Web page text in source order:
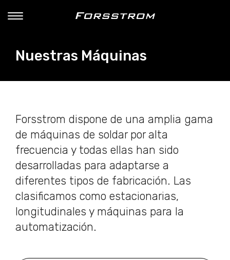
Nuestras Máquinas
Forsstrom dispone de una amplia gama
de máquinas de soldar por alta
frecuencia y todas ellas han sido
desarrolladas para adaptarse a
diferentes tipos de fabricación. Las
clasificamos como estacionarias,
longitudinales y máquinas para la
automatización.